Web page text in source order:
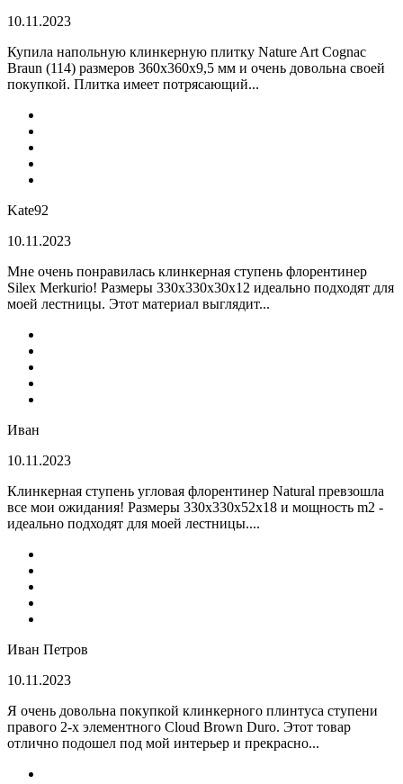
10.11.2023
Купила напольную клинкерную плитку Nature Art Cognac
Braun (114) размеров 360x360x9,5 мм и очень довольна своей
покупкой. Плитка имеет потрясающий...
Kate92
10.11.2023
Мне очень понравилась клинкерная ступень флорентинер
Silex Merkurio! Размеры 330х330х30х12 идеально подходят для
моей лестницы. Этот материал выглядит...
Иван
10.11.2023
Клинкерная ступень угловая флорентинер Natural превзошла
все мои ожидания! Размеры 330х330х52х18 и мощность m2 -
идеально подходят для моей лестницы....
Иван Петров
10.11.2023
Я очень довольна покупкой клинкерного плинтуса ступени
правого 2-х элементного Cloud Brown Duro. Этот товар
отлично подошел под мой интерьер и прекрасно...